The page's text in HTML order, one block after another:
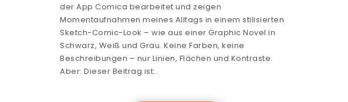
der App Comica bearbeitet und zeigen
Momentaufnahmen meines Alltags in einem stilisierten
Sketch-Comic-Look – wie aus einer Graphic Novel in
Schwarz, Weiß und Grau. Keine Farben, keine
Beschreibungen – nur Linien, Flächen und Kontraste.
Aber: Dieser Beitrag ist…